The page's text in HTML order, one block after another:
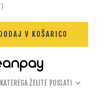
V KOŠARICO
ŽELITE POSLATI